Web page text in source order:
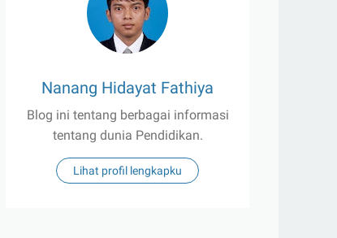
Nanang Hidayat Fathiya
Blog ini tentang berbagai informasi
tentang dunia Pendidikan.
Lihat profil lengkapku